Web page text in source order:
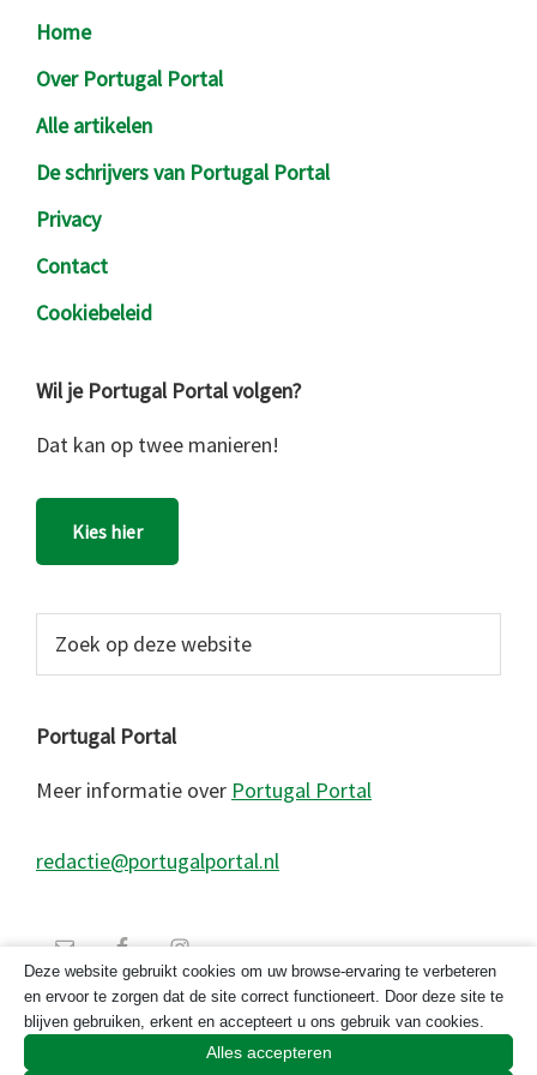
Footer
Home
Over Portugal Portal
Alle artikelen
De schrijvers van Portugal Portal
Privacy
Contact
Cookiebeleid
Wil je Portugal Portal volgen?
Dat kan op twee manieren!
Kies hier
website
Portugal Portal
Meer informatie over Portugal Portal
redactie@portugalportal.nl
Deze website gebruikt cookies om uw browse-ervaring te verbeteren
en ervoor te zorgen dat de site correct functioneert. Door deze site te
blijven gebruiken, erkent en accepteert u ons gebruik van cookies.
Alles accepteren